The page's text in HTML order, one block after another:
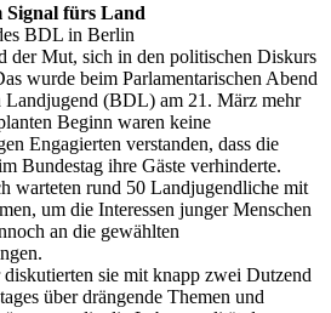
Signal fürs Land
BDL in Berlin
der Mut, sich in den politischen Diskurs
wurde beim Parlamentarischen Abend
Landjugend (BDL) am 21. März mehr
Beginn waren keine
Engagierten verstanden, dass die
Bundestag ihre Gäste verhinderte.
warteten rund 50 Landjugendliche mit
um die Interessen junger Menschen
an die gewählten
sie mit knapp zwei Dutzend
über drängende Themen und